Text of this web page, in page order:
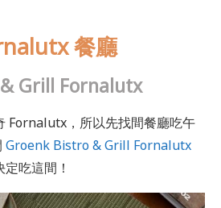
餐廳
Grill Fornalutx
Fornalutx，所以先找間餐廳吃午
Groenk Bistro & Grill Fornalutx
吃這間！